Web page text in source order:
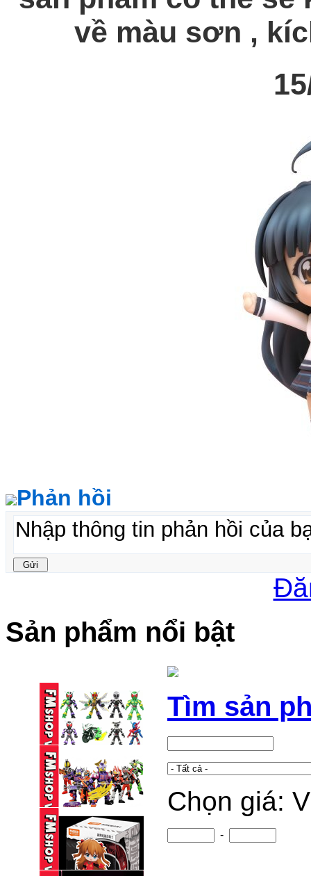
về màu sơn ,
15
Phản hồi
Sản phẩm nổi bật
BLINDBOX BLOKEES
KAMEN RIDER ...
95,000 VND
BLINDBOX BLOKEES
KAMEN RIDER ...
Tìm sản
Chọn giá:
-